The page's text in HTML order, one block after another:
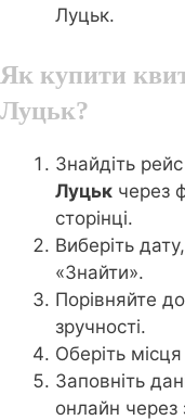
Луцьк.
Як купити
Луцьк?
Знайдіть
Луцьк через
сторінці.
Виберіть
«Знайти».
Порівняйте
зручності.
Оберіть
Заповніть
онлайн через